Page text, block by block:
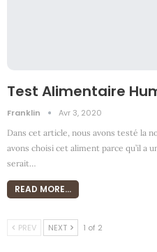
Test Alimentaire
Franklin Avr 3, 2020
Dans cet article, nous avons testé la
avons choisi cet aliment parce qu’il a
serait…
READ MORE...
PREV NEXT 1 of 2